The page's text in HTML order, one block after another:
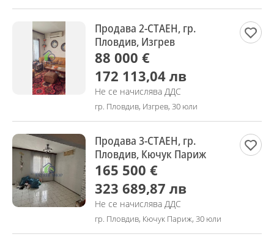
Продава 2-СТАЕН, гр.
Пловдив, Изгрев
88 000 €
172 113,04 лв
Не се начислява ДДС
гр. Пловдив, Изгрев, 30 юли
Продава 3-СТАЕН, гр.
Пловдив, Кючук Париж
165 500 €
323 689,87 лв
Не се начислява ДДС
гр. Пловдив, Кючук Париж, 30 юли